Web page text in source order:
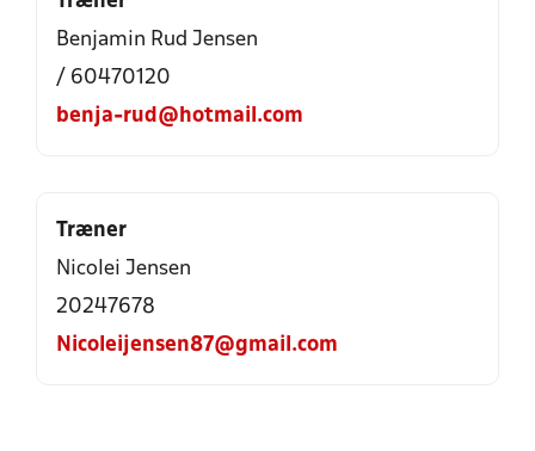
Benjamin Rud Jensen
/ 60470120
benja-rud@hotmail.com
Træner
Nicolei Jensen
20247678
Nicoleijensen87@gmail.com